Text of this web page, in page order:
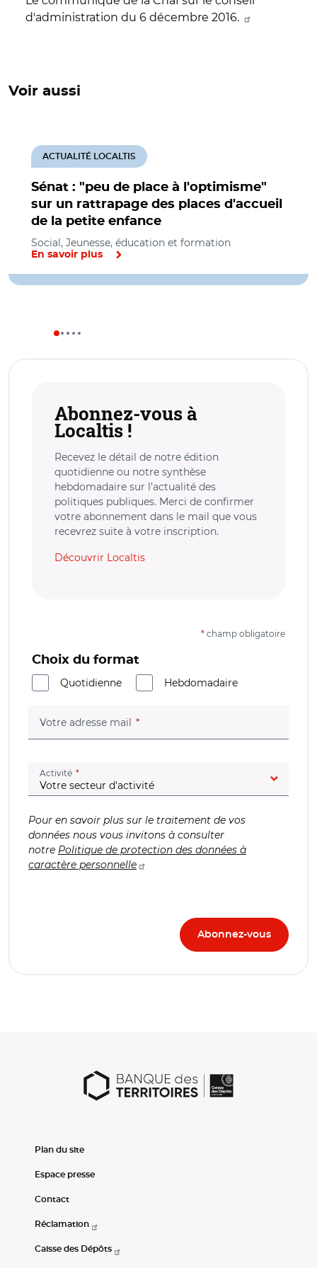
d'administration du 6 décembre 2016.
Voir aussi
Sénat : "peu de place à l'optimisme"
sur un rattrapage des places d'accueil
de la petite enfance
ACTUALITÉ LOCALTIS
Social, Jeunesse, éducation et formation
En savoir plus
Abonnez-vous à
Localtis !
Recevez le détail de notre édition
quotidienne ou notre synthèse
hebdomadaire sur l’actualité des
politiques publiques. Merci de confirmer
votre abonnement dans le mail que vous
recevrez suite à votre inscription.
Découvrir Localtis
* champ obligatoire
Choix du format
Quotidienne
Hebdomadaire
Votre adresse mail (champ obligatoire)
Activité (champ obligatoire)
Pour en savoir plus sur le traitement de vos
données nous vous invitons à consulter
notre Politique de protection des données à
caractère personnelle
Plan du site
Espace presse
Contact
Réclamation
Caisse des Dépôts